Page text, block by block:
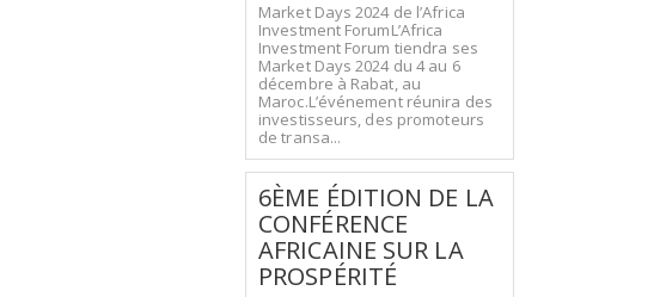
Market Days 2024 de l’Africa
Investment ForumL’Africa
Investment Forum tiendra ses
Market Days 2024 du 4 au 6
décembre à Rabat, au
Maroc.L’événement réunira des
investisseurs, des promoteurs
de transa...
6ÈME ÉDITION DE LA
CONFÉRENCE
AFRICAINE SUR LA
PROSPÉRITÉ